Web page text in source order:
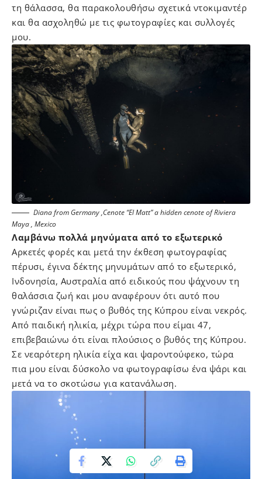
τη θάλασσα, θα παρακολουθήσω σχετικά ντοκιμαντέρ
και θα ασχοληθώ με τις φωτογραφίες και συλλογές
μου.
Diana from Germany ,Cenote “El Matt” a hidden cenote of Riviera
Maya , Mexico
Λαμβάνω πολλά μηνύματα από το εξωτερικό
Αρκετές φορές και μετά την έκθεση φωτογραφίας
πέρυσι, έγινα δέκτης μηνυμάτων από το εξωτερικό,
Ινδονησία, Αυστραλία από ειδικούς που ψάχνουν τη
θαλάσσια ζωή και μου αναφέρουν ότι αυτό που
γνώριζαν είναι πως ο βυθός της Κύπρου είναι νεκρός.
Από παιδική ηλικία, μέχρι τώρα που είμαι 47,
επιβεβαιώνω ότι είναι πλούσιος ο βυθός της Κύπρου.
Σε νεαρότερη ηλικία είχα και ψαροντούφεκο, τώρα
πια μου είναι δύσκολο να φωτογραφίσω ένα ψάρι και
μετά να το σκοτώσω για κατανάλωση.